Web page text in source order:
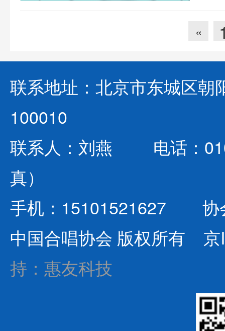
«
联系地址：北京市东城区
100010
联系人：刘燕 电话：
真）
手机：15101521627 协
中国合唱协会 版权所有
持：惠友科技